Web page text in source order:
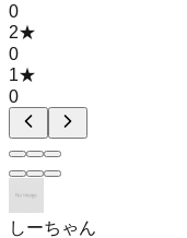
0
2★
0
1★
0
しーちゃん